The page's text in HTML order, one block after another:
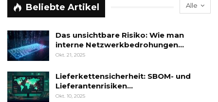
Alle
Beliebte Artikel
Das unsichtbare Risiko: Wie man
interne Netzwerkbedrohungen…
Okt. 21, 2025
Lieferkettensicherheit: SBOM- und
Lieferantenrisiken…
Okt. 10, 2025